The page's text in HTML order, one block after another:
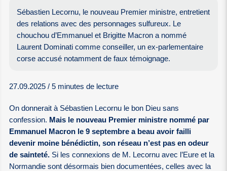
Sébastien Lecornu, le nouveau Premier ministre, entretient
des relations avec des personnages sulfureux. Le
chouchou d’Emmanuel et Brigitte Macron a nommé
Laurent Dominati comme conseiller, un ex-parlementaire
corse accusé notamment de faux témoignage.
27.09.2025 / 5 minutes de lecture
On donnerait à Sébastien Lecornu le bon Dieu sans
confession. Mais le nouveau Premier ministre nommé par
Emmanuel Macron le 9 septembre a beau avoir failli
devenir moine bénédictin, son réseau n’est pas en odeur
de sainteté. Si les connexions de M. Lecornu avec l’Eure et la
Normandie sont désormais bien documentées, celles avec la